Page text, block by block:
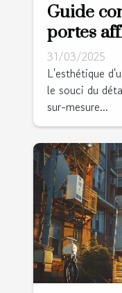
Guide
portes
mesure
31/03/2025
L'esthétique
le souci du
sur-mesure...